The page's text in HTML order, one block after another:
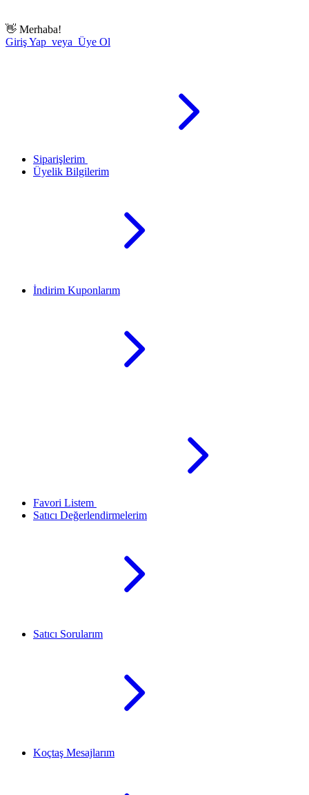
👋 Merhaba!
Giriş Yap veya Üye Ol
Siparişlerim
Üyelik Bilgilerim
İndirim Kuponlarım
Favori Listem
Satıcı Değerlendirmelerim
Satıcı Sorularım
Koçtaş Mesajlarım